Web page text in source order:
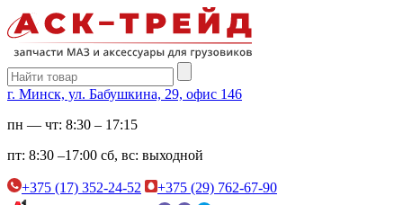
г. Минск, ул. Бабушкина, 29, офис 146
пн — чт: 8:30 – 17:15
пт: 8:30 –17:00 сб, вс: выходной
+375 (17) 352-24-52
+375 (29) 762-67-90